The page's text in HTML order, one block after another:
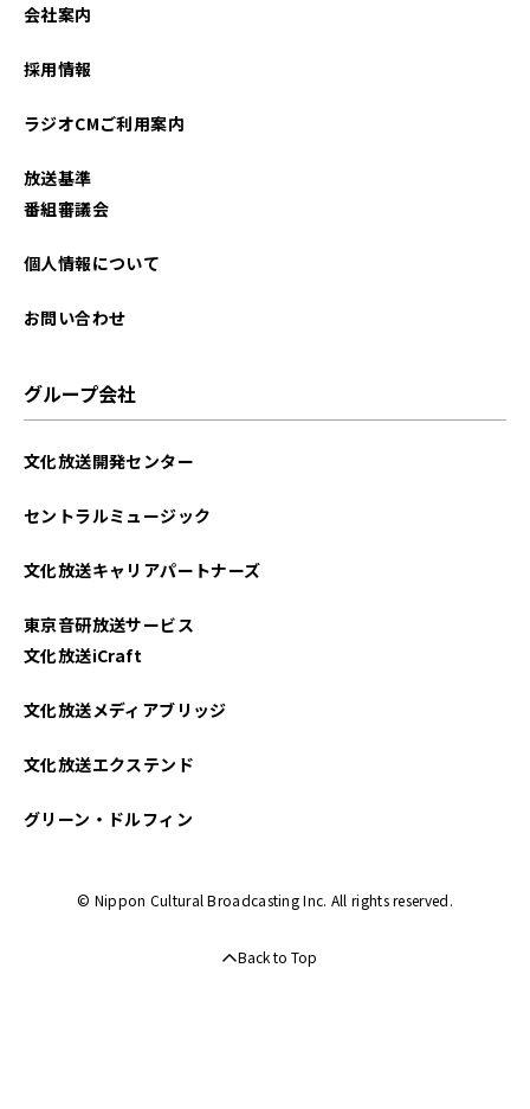
会社案内
採用情報
ラジオCMご利用案内
放送基準
番組審議会
個人情報について
お問い合わせ
グループ会社
文化放送開発センター
セントラルミュージック
文化放送キャリアパートナーズ
東京音研放送サービス
文化放送iCraft
文化放送メディアブリッジ
文化放送エクステンド
グリーン・ドルフィン
© Nippon Cultural Broadcasting Inc. All rights reserved.
Back to Top